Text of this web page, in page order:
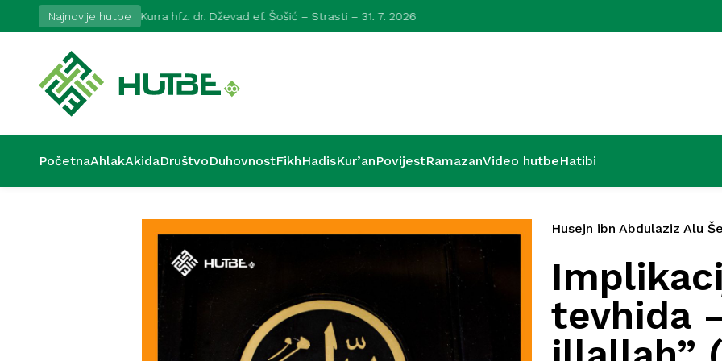
Najnovije hutbe Kurra hfz. dr. Dževad ef. Šošić – Strasti – 31. 7. 2026
PočetnaAhlakAkidaDruštvoDuhovnostFikhHadisKur’anPovijestRamazanVideo hutbeHatibi
Husejn ibn Abdulaziz Alu
tevhida